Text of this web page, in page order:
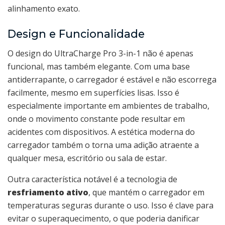
alinhamento exato.
Design e Funcionalidade
O design do UltraCharge Pro 3-in-1 não é apenas
funcional, mas também elegante. Com uma base
antiderrapante, o carregador é estável e não escorrega
facilmente, mesmo em superfícies lisas. Isso é
especialmente importante em ambientes de trabalho,
onde o movimento constante pode resultar em
acidentes com dispositivos. A estética moderna do
carregador também o torna uma adição atraente a
qualquer mesa, escritório ou sala de estar.
Outra característica notável é a tecnologia de
resfriamento ativo, que mantém o carregador em
temperaturas seguras durante o uso. Isso é clave para
evitar o superaquecimento, o que poderia danificar